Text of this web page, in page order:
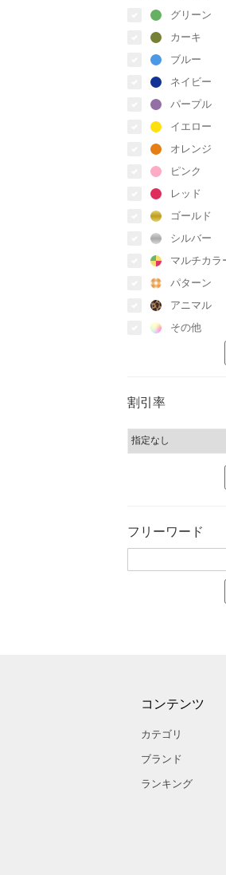
グリーン
カーキ
ブルー
ネイビー
パープル
イエロー
オレンジ
ピンク
レッド
ゴールド
シルバー
マルチカラ
パターン
アニマル
その他
割引率
フリーワード
コンテンツ
カテゴリ
ブランド
ランキング